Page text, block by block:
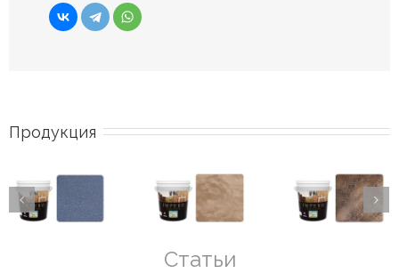
Продукция
Статьи